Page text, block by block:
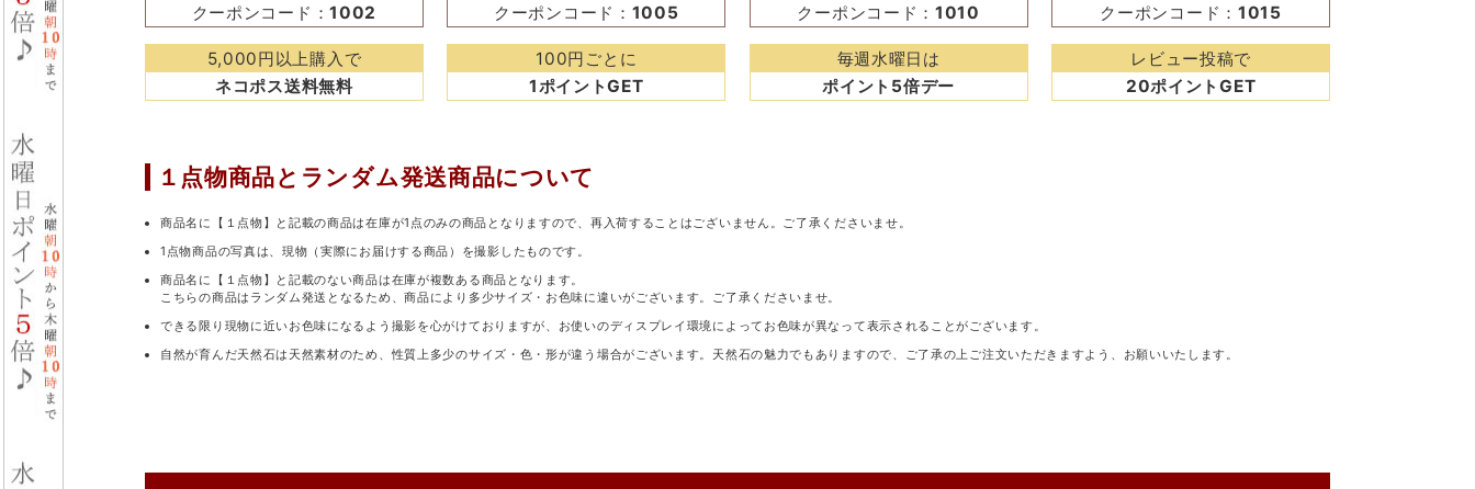
クーポンコード：1002
クーポンコード： 1005
クーポンコード：1010
クーポンコード： 1015
5,000円以上購入で
ネコポス送料無料
100円ごとに
1ポイントGET
毎週水曜日は
ポイント5倍デー
レビュー投稿で
20ポイントGET
１点物商品と ランダム発送商品について
商品名に【１点物】と記載の商品は在庫が1点のみの商品となりますので、再入荷することはございません。ご了承くださいませ。
1点物商品の写真は、現物（実際にお届けする商品）を撮影したものです。
商品名に【１点物】と記載のない商品は在庫が複数ある商品となります。
こちらの商品はランダム発送となるため、商品により多少サイズ・お色味に違いがございます。ご了承くださいませ。
できる限り現物に近いお色味になるよう撮影を心がけておりますが、お使いのディスプレイ環境によってお色味が異なって表示されることがございます。
自然が育んだ天然石は天然素材のため、性質上多少のサイズ・色・形が違う場合がございます。天然石の魅力でもありますので、ご了承の上ご注文いただきますよう、お願いいたします。